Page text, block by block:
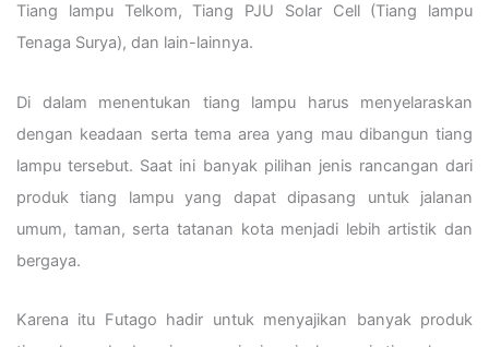
Tiang lampu Telkom, Tiang PJU Solar Cell (Tiang lampu
Tenaga Surya), dan lain-lainnya.
Di dalam menentukan tiang lampu harus menyelaraskan
dengan keadaan serta tema area yang mau dibangun tiang
lampu tersebut. Saat ini banyak pilihan jenis rancangan dari
produk tiang lampu yang dapat dipasang untuk jalanan
umum, taman, serta tatanan kota menjadi lebih artistik dan
bergaya.
Karena itu Futago hadir untuk menyajikan banyak produk